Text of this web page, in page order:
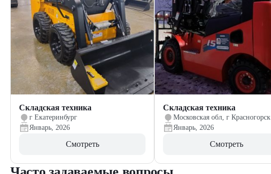
Складская техника
г Екатеринбург
Январь, 2026
Смотреть
Складская техника
Московская обл, г Красногорск
Январь, 2026
Смотреть